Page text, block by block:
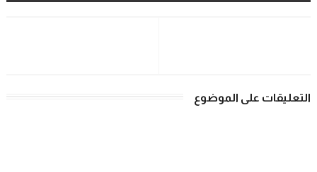
التعليقات على الموضوع